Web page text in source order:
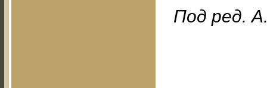
Под ред.